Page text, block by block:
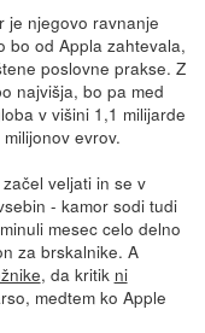
je njegovo ravnanje
bo od Appla zahtevala,
poslovne prakse. Z
najvišja, bo pa med
v višini 1,1 milijarde
evrov.
veljati in se v
- kamor sodi tudi
mesec celo delno
za brskalnike. A
, da kritik ni
medtem ko Apple